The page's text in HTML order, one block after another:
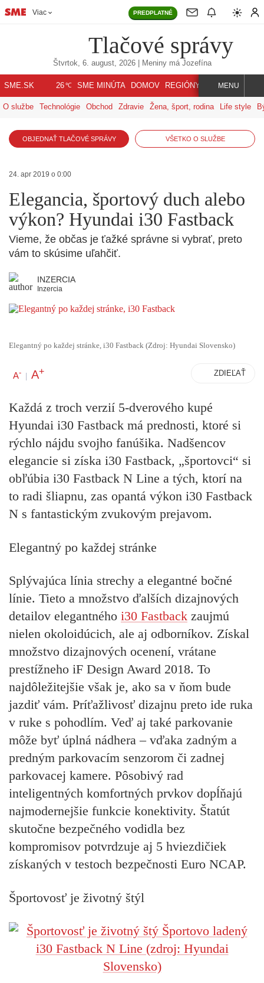
Viac PREDPLATNÉ
Tlačové správy
Štvrtok, 6. august, 2026| Meniny má Jozefína
SME.SK 26℃ SME MINÚTA DOMOV REGIÓNY INDEX SVET
MENU
O službe Technológie Obchod Zdravie Žena, šport, rodina Life style
OBJEDNAŤ TLAČOVÉ SPRÁVY VŠETKO O SLUŽBE
24. apr 2019 o 0:00
Elegancia, športový duch alebo
výkon? Hyundai i30 Fastback
Vieme, že občas je ťažké správne si vybrať, preto
vám to skúsime uľahčiť.
INZERCIA
Inzercia
Elegantný po každej stránke, i30 Fastback (Zdroj: Hyundai Slovensko)
A- | A+ ZDIEĽAŤ
Každá z troch verzií 5-dverového kupé
Hyundai i30 Fastback má prednosti, ktoré si
rýchlo nájdu svojho fanúšika. Nadšencov
elegancie si získa i30 Fastback, „športovci“ si
obľúbia i30 Fastback N Line a tých, ktorí na
to radi šliapnu, zas opantá výkon i30 Fastback
N s fantastickým zvukovým prejavom.
Elegantný po každej stránke
Splývajúca línia strechy a elegantné bočné
línie. Tieto a množstvo ďalších dizajnových
detailov elegantného i30 Fastback zaujmú
nielen okoloidúcich, ale aj odborníkov. Získal
množstvo dizajnových ocenení, vrátane
prestížneho iF Design Award 2018. To
najdôležitejšie však je, ako sa v ňom bude
jazdiť vám. Príťažlivosť dizajnu preto ide ruka
v ruke s pohodlím. Veď aj také parkovanie
môže byť úplná nádhera – vďaka zadným a
predným parkovacím senzorom či zadnej
parkovacej kamere. Pôsobivý rad
inteligentných komfortných prvkov dopĺňajú
najmodernejšie funkcie konektivity. Štatút
skutočne bezpečného vodidla bez
kompromisov potvrdzuje aj 5 hviezdičiek
získaných v testoch bezpečnosti Euro NCAP.
Športovosť je životný štýl